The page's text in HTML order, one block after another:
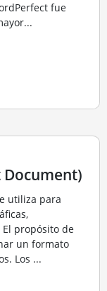
fue
Document)
utiliza para
propósito de
un formato
Los ...